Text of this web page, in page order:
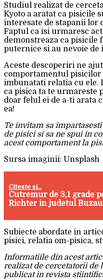
Studiul realizat de
Kyoto a aratat ca pisicile
interesate de stapanii lor
Faptul ca isi urmaresc
demonstreaza ca pisicile
puternice si au nevoie
Aceste descoperiri ne
comportamentul pisicilor
imbunatati relatia cu ele.
ca pisica ta te urmareste
doar felul ei de a-ti arata
ea!
Te invitam sa
de pisici si sa ne spui in
acest comportament la
Sursa imaginii: Unsplash
Citeste si...
Cutremur de 3,1 grade
Richter in judetul Buzau
Subiecte abordate in
pisici, relatia om-pisica,
Informatiile din acest
realizat de cercetatorii de
publicat in revista